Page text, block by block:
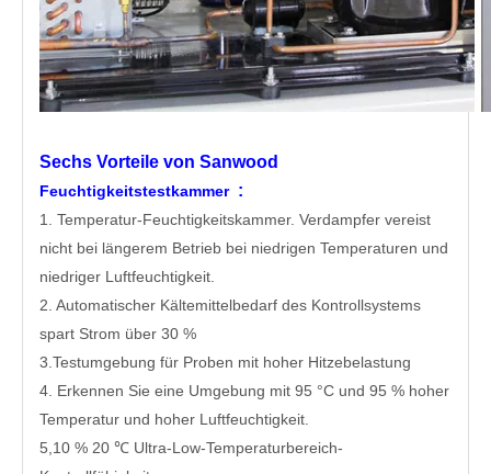
Sechs Vorteile von Sanwood
Feuchtigkeitstestkammer :
1. Temperatur-Feuchtigkeitskammer. Verdampfer vereist
nicht bei längerem Betrieb bei niedrigen Temperaturen und
niedriger Luftfeuchtigkeit.
2. Automatischer Kältemittelbedarf des Kontrollsystems
spart Strom über 30 %
3.Testumgebung für Proben mit hoher Hitzebelastung
4. Erkennen Sie eine Umgebung mit 95 °C und 95 % hoher
Temperatur und hoher Luftfeuchtigkeit.
5,10 % 20 ℃ Ultra-Low-Temperaturbereich-